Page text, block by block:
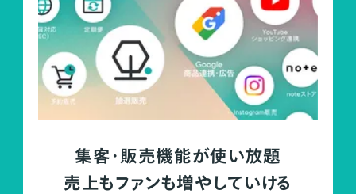
集客・販売機能が使い放題
売上もファンも増やしていける